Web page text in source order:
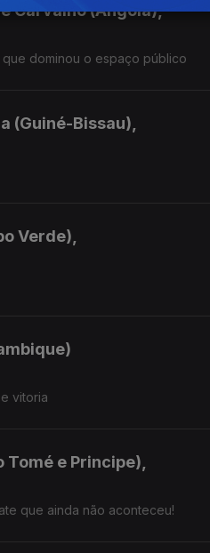
Carvalho (Angola),
dominou o espaço público
(Guiné-Bissau),
Verde),
vitoria
Tomé e Principe),
que ainda não aconteceu!